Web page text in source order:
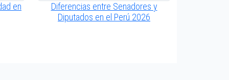
en
Diferencias entre Senadores y
Diputados en el Perú 2026